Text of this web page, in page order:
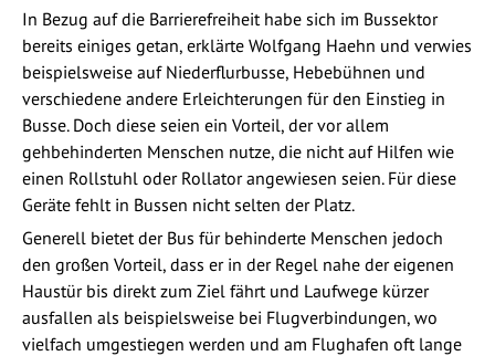
In Bezug auf die Barrierefreiheit habe sich im Bussektor
bereits einiges getan, erklärte Wolfgang Haehn und verwies
beispielsweise auf Niederflurbusse, Hebebühnen und
verschiedene andere Erleichterungen für den Einstieg in
Busse. Doch diese seien ein Vorteil, der vor allem
gehbehinderten Menschen nutze, die nicht auf Hilfen wie
einen Rollstuhl oder Rollator angewiesen seien. Für diese
Geräte fehlt in Bussen nicht selten der Platz.
Generell bietet der Bus für behinderte Menschen jedoch
den großen Vorteil, dass er in der Regel nahe der eigenen
Haustür bis direkt zum Ziel fährt und Laufwege kürzer
ausfallen als beispielsweise bei Flugverbindungen, wo
vielfach umgestiegen werden und am Flughafen oft lange